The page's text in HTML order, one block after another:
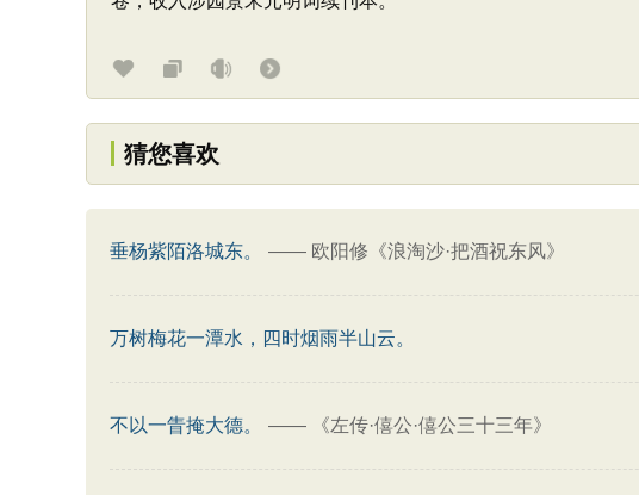
猜您喜欢
垂杨紫陌洛城东。 —— 欧阳修《浪淘沙·把酒祝东风》
万树梅花一潭水，四时烟雨半山云。
不以一眚掩大德。 —— 《左传·僖公·僖公三十三年》